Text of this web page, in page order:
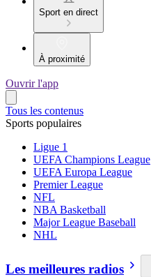
Sport en direct
À proximité
Ouvrir l'app
Tous les contenus
Sports populaires
Ligue 1
UEFA Champions League
UEFA Europa League
Premier League
NFL
NBA Basketball
Major League Baseball
NHL
Les meilleures radios